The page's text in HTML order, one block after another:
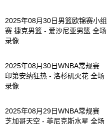
2025年08月30日男篮欧锦赛小组
赛 捷克男篮 - 爱沙尼亚男篮 全场
录像
2025年08月30日WNBA常规赛
印第安纳狂热 - 洛杉矶火花 全场
录像
2025年08月29日WNBA常规赛
芝加哥天空 - 菲尼克斯水星 全场